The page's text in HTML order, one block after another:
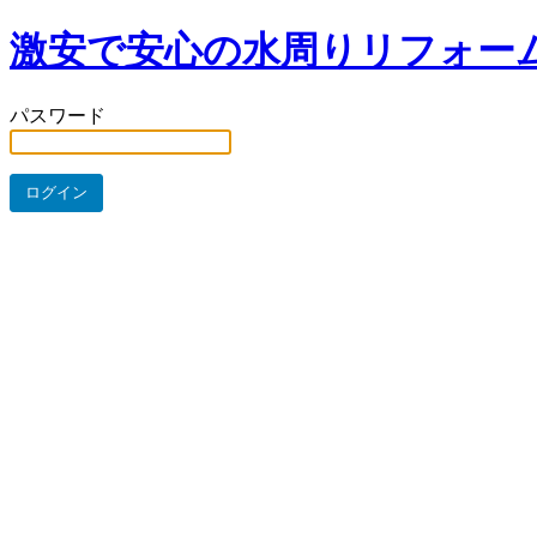
激安で安心の水周りリフォー
パスワード